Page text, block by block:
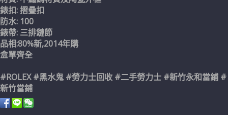
錶扣: 摺疊扣
防水: 100
錶帶: 三排鏈節
品相:80%新,2014年購
盒單齊全
#ROLEX #黑水鬼 #勞力士回收 #二手勞力士 #新竹永和當鋪 #
新竹當鋪